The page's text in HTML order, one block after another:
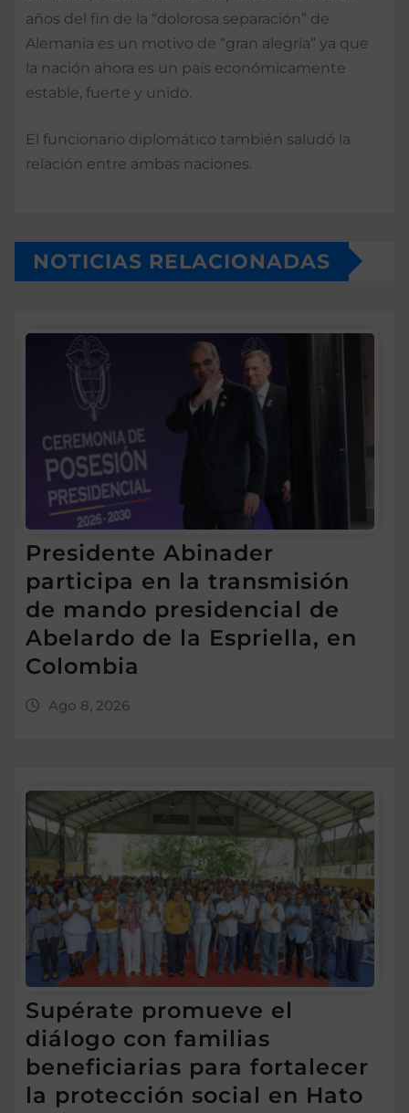
años del fin de la “dolorosa separación” de
Alemania es un motivo de “gran alegría” ya que
la nación ahora es un país económicamente
estable, fuerte y unido.
El funcionario diplomático también saludó la
relación entre ambas naciones.
NOTICIAS RELACIONADAS
Presidente Abinader
participa en la transmisión
de mando presidencial de
Abelardo de la Espriella, en
Colombia
Ago 8, 2026
Supérate promueve el
diálogo con familias
beneficiarias para fortalecer
la protección social en Hato